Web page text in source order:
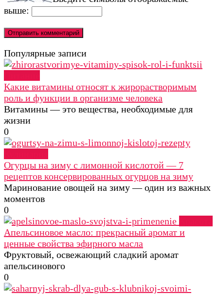
выше:
Популярные записи
Какие витамины относят к жирорастворимым
роль и функции в организме человека
Витамины — это вещества, необходимые для
жизни
0
Огурцы на зиму с лимонной кислотой — 7
рецептов консервированных огурцов на зиму
Маринование овощей на зиму — один из важных
моментов
0
Апельсиновое масло: прекрасный аромат и
ценные свойства эфирного масла
Фруктовый, освежающий сладкий аромат
апельсинового
0